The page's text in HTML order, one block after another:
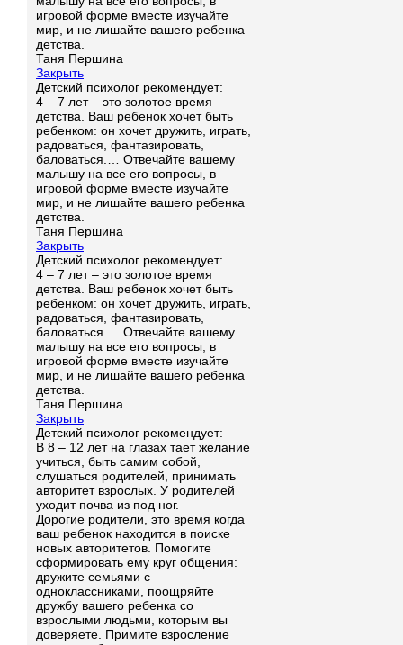
игровой форме вместе изучайте
мир, и не лишайте вашего ребенка
детства.
Таня Першина
Закрыть
Детский психолог рекомендует:
4 – 7 лет – это золотое время
детства. Ваш ребенок хочет быть
ребенком: он хочет дружить, играть,
радоваться, фантазировать,
баловаться.… Отвечайте вашему
малышу на все его вопросы, в
игровой форме вместе изучайте
мир, и не лишайте вашего ребенка
детства.
Таня Першина
Закрыть
Детский психолог рекомендует:
4 – 7 лет – это золотое время
детства. Ваш ребенок хочет быть
ребенком: он хочет дружить, играть,
радоваться, фантазировать,
баловаться.… Отвечайте вашему
малышу на все его вопросы, в
игровой форме вместе изучайте
мир, и не лишайте вашего ребенка
детства.
Таня Першина
Закрыть
Детский психолог рекомендует:
В 8 – 12 лет на глазах тает желание
учиться, быть самим собой,
слушаться родителей, принимать
авторитет взрослых. У родителей
уходит почва из под ног.
Дорогие родители, это время когда
ваш ребенок находится в поиске
новых авторитетов. Помогите
сформировать ему круг общения:
дружите семьями с
одноклассниками, поощряйте
дружбу вашего ребенка со
взрослыми людьми, которым вы
доверяете. Примите взросление